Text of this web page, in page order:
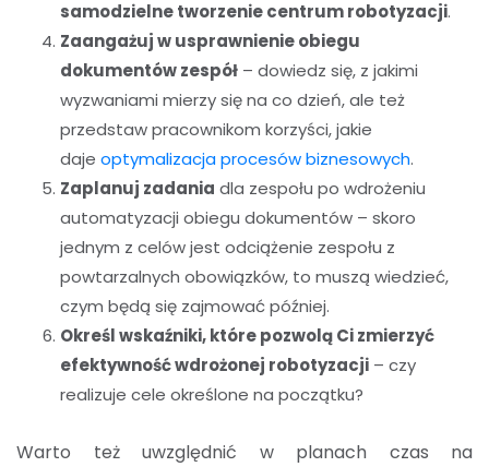
samodzielne tworzenie centrum robotyzacji.
Zaangażuj w usprawnienie obiegu
dokumentów zespół – dowiedz się, z jakimi
wyzwaniami mierzy się na co dzień, ale też
przedstaw pracownikom korzyści, jakie
daje optymalizacja procesów biznesowych.
Zaplanuj zadania dla zespołu po wdrożeniu
automatyzacji obiegu dokumentów – skoro
jednym z celów jest odciążenie zespołu z
powtarzalnych obowiązków, to muszą wiedzieć,
czym będą się zajmować później.
Określ wskaźniki, które pozwolą Ci zmierzyć
efektywność wdrożonej robotyzacji – czy
realizuje cele określone na początku?
Warto też uwzględnić w planach czas na